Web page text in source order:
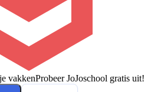
vakkenProbeer JoJoschool gratis uit!